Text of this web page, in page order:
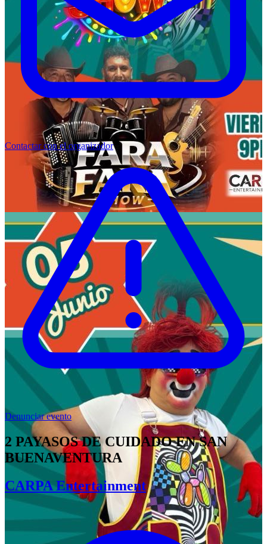
Contactar con el organizador
Denunciar evento
2 PAYASOS DE CUIDADO EN SAN
BUENAVENTURA
CARPA Entertainment